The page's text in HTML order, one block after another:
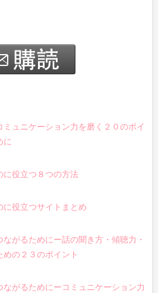
ュニケーション力を磨く２０のポイ
に
に役立つ８つの方法
役立つサイトまとめ
がるためにー話の聞き方・傾聴力・
の２３のポイント
がるためにーコミュニケーション力